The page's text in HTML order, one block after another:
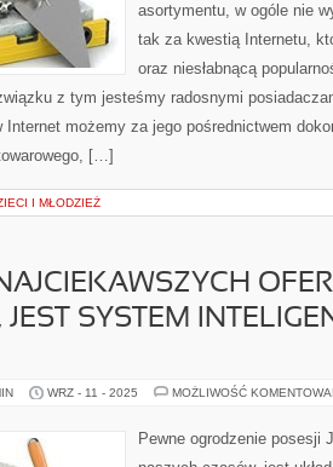
asortymentu, w ogóle nie
tak za kwestią Internetu,
oraz niesłabnącą
z tym jesteśmy radosnymi
Internet możemy za jego pośrednictwem
[…]
I MŁODZIEŻ
SYSTEM
WRZ - 11 - 2025 MOŻLIWOŚĆ
Pewne ogrodzenie posesji